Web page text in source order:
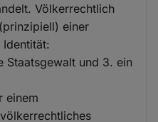
Völkerrechtlich
einer
Staatsgewalt und 3. ein
einem